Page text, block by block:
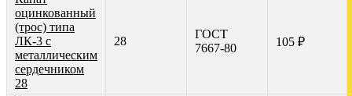
оцинкованный
(трос) типа
ЛК-3 с
металлическим
сердечником
28
28
ГОСТ
7667-80
105 ₽